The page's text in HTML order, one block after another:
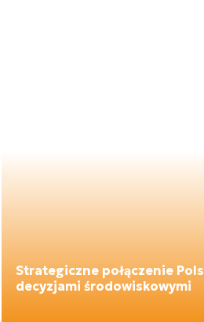
Strategiczne połączenie
decyzjami środowiskowymi